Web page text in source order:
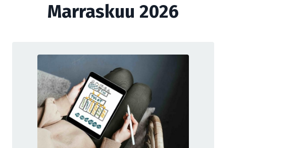
Marraskuu 2026